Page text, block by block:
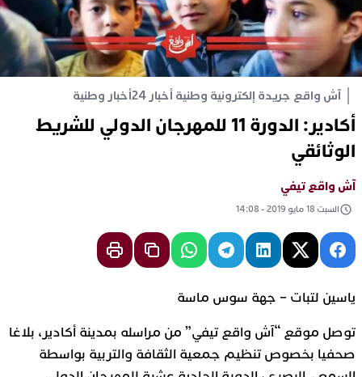
آش واقع جريدة إلكترونية وطنية أخبار 24 أخبار وطنية
أكادير: الدورة 11 للمهرجان الدولي للشريط
الوثائقي
آش واقع تيفي
السبت 18 مايو 2019 - 14:08
ياسين لتبات – جهة سوس ماسة
توصل موقع “آش واقع تيفي” من مراسله بمدينة أكادير، بلاغا
صحفيا بخصوص تنظيم جمعية الثقافة والتربية بواسطة